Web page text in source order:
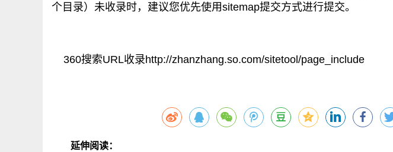
个目录）未收录时，建议您优先使用sitemap提交方式进行提交。
360搜索URL收录http://zhanzhang.so.com/sitetool/page_include
延伸阅读：